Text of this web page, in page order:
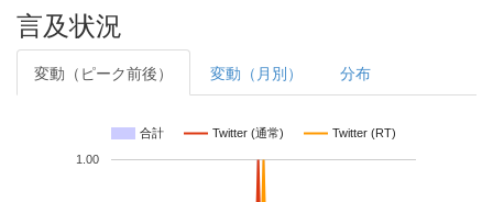
言及状況
変動（ピーク前後） 変動（月別） 分布
合計 Twitter (通常) Twitter (RT)
1.00